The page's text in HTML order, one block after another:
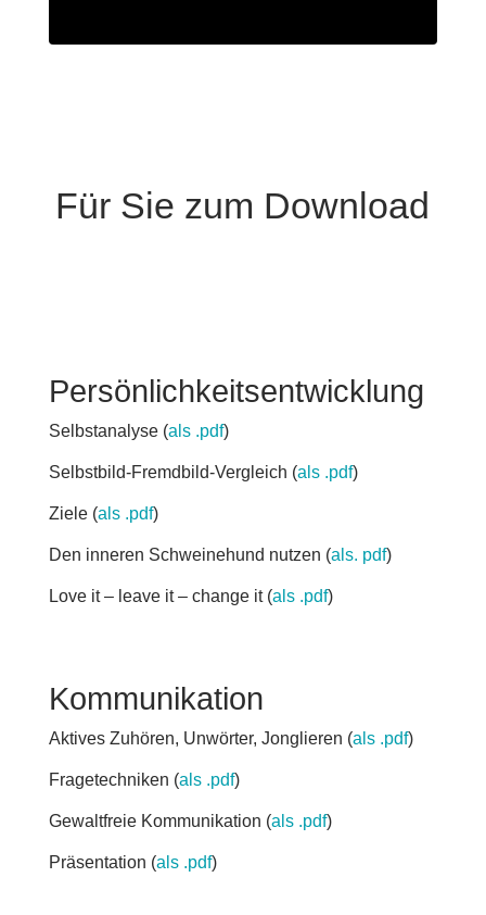
Für Sie zum Download
Persönlichkeitsentwicklung
Selbstanalyse (als .pdf)
Selbstbild-Fremdbild-Vergleich (als .pdf)
Ziele (als .pdf)
Den inneren Schweinehund nutzen (als. pdf)
Love it – leave it – change it (als .pdf)
Kommunikation
Aktives Zuhören, Unwörter, Jonglieren (als .pdf)
Fragetechniken (als .pdf)
Gewaltfreie Kommunikation (als .pdf)
Präsentation (als .pdf)